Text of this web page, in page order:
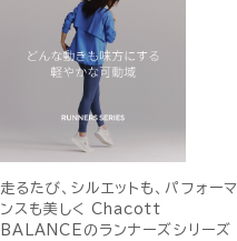
走るたび、シルエットも、パフォーマ
ンスも美しく Chacott
BALANCEのランナーズシリーズ